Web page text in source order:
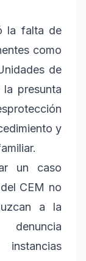
la falta de
como
de
presunta
y
un caso
CEM no
a la